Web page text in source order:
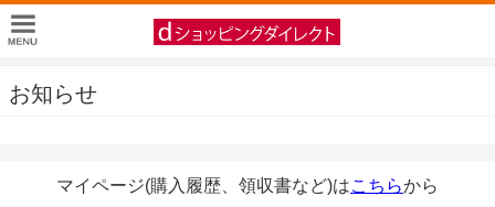
お知らせ
マイページ(購入履歴、領収書など)はこちらから